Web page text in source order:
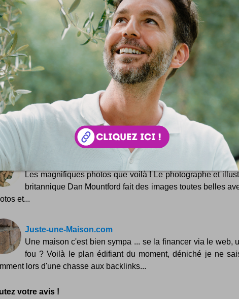
Alphabet Saucisses
Vous connaissez maintenant notre passion pour les
graphiques en tous genres ... et notre passion pour les
pose là aussi ! :) Une typographie saucisses ... Miam !
ici !
Verre by Rob Brandt
Un objet culte enfin revisité dans sa version en verre !
gobelet céramique finement froissé est devenu un
le design ... Après tant...
Les magnifiques photos que voilà ! Le photographe et
britannique Dan Mountford fait des images toutes belles
et...
Juste-une-Maison.com
Une maison c'est bien sympa ... se la financer via le web,
fou ? Voilà le plan édifiant du moment, déniché je ne
lors d'une chasse aux backlinks...
votre avis !